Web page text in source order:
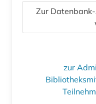
Zur
zur